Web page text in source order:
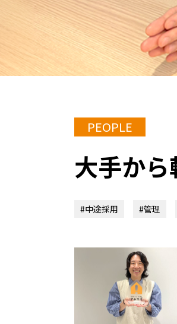
大手か
#中途採用 #管理